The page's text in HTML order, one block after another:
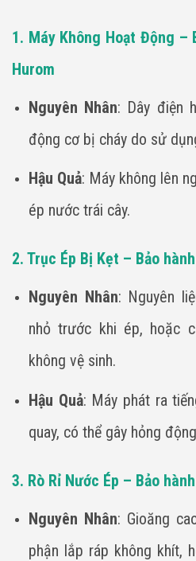
1. Máy Không Hoạt Động –
Hurom
Nguyên Nhân: Dây điện
động cơ bị cháy do sử
Hậu Quả: Máy không lên
ép nước trái cây.
2. Trục Ép Bị Kẹt – Bảo
Nguyên Nhân: Nguyên
nhỏ trước khi ép, hoặc
không vệ sinh.
Hậu Quả: Máy phát ra
quay, có thể gây hỏng
3. Rò Rỉ Nước Ép – Bảo
Nguyên Nhân: Gioăng
phận lắp ráp không khít,